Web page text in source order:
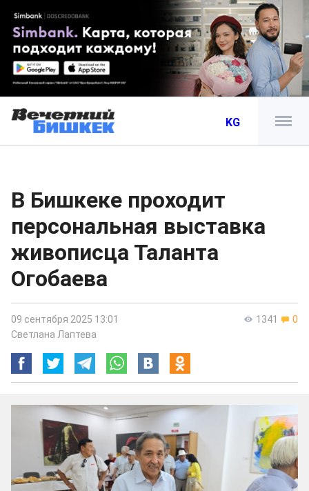
KG
В Бишкеке проходит
персональная выставка
живописца Таланта
Огобаева
1341 0
09 сентября 2025 13:01
Светлана Лаптева